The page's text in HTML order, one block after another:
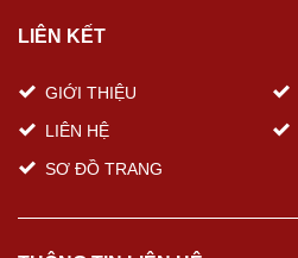
LIÊN KẾT
GIỚI THIỆU
LIÊN HỆ
SƠ ĐỒ TRANG